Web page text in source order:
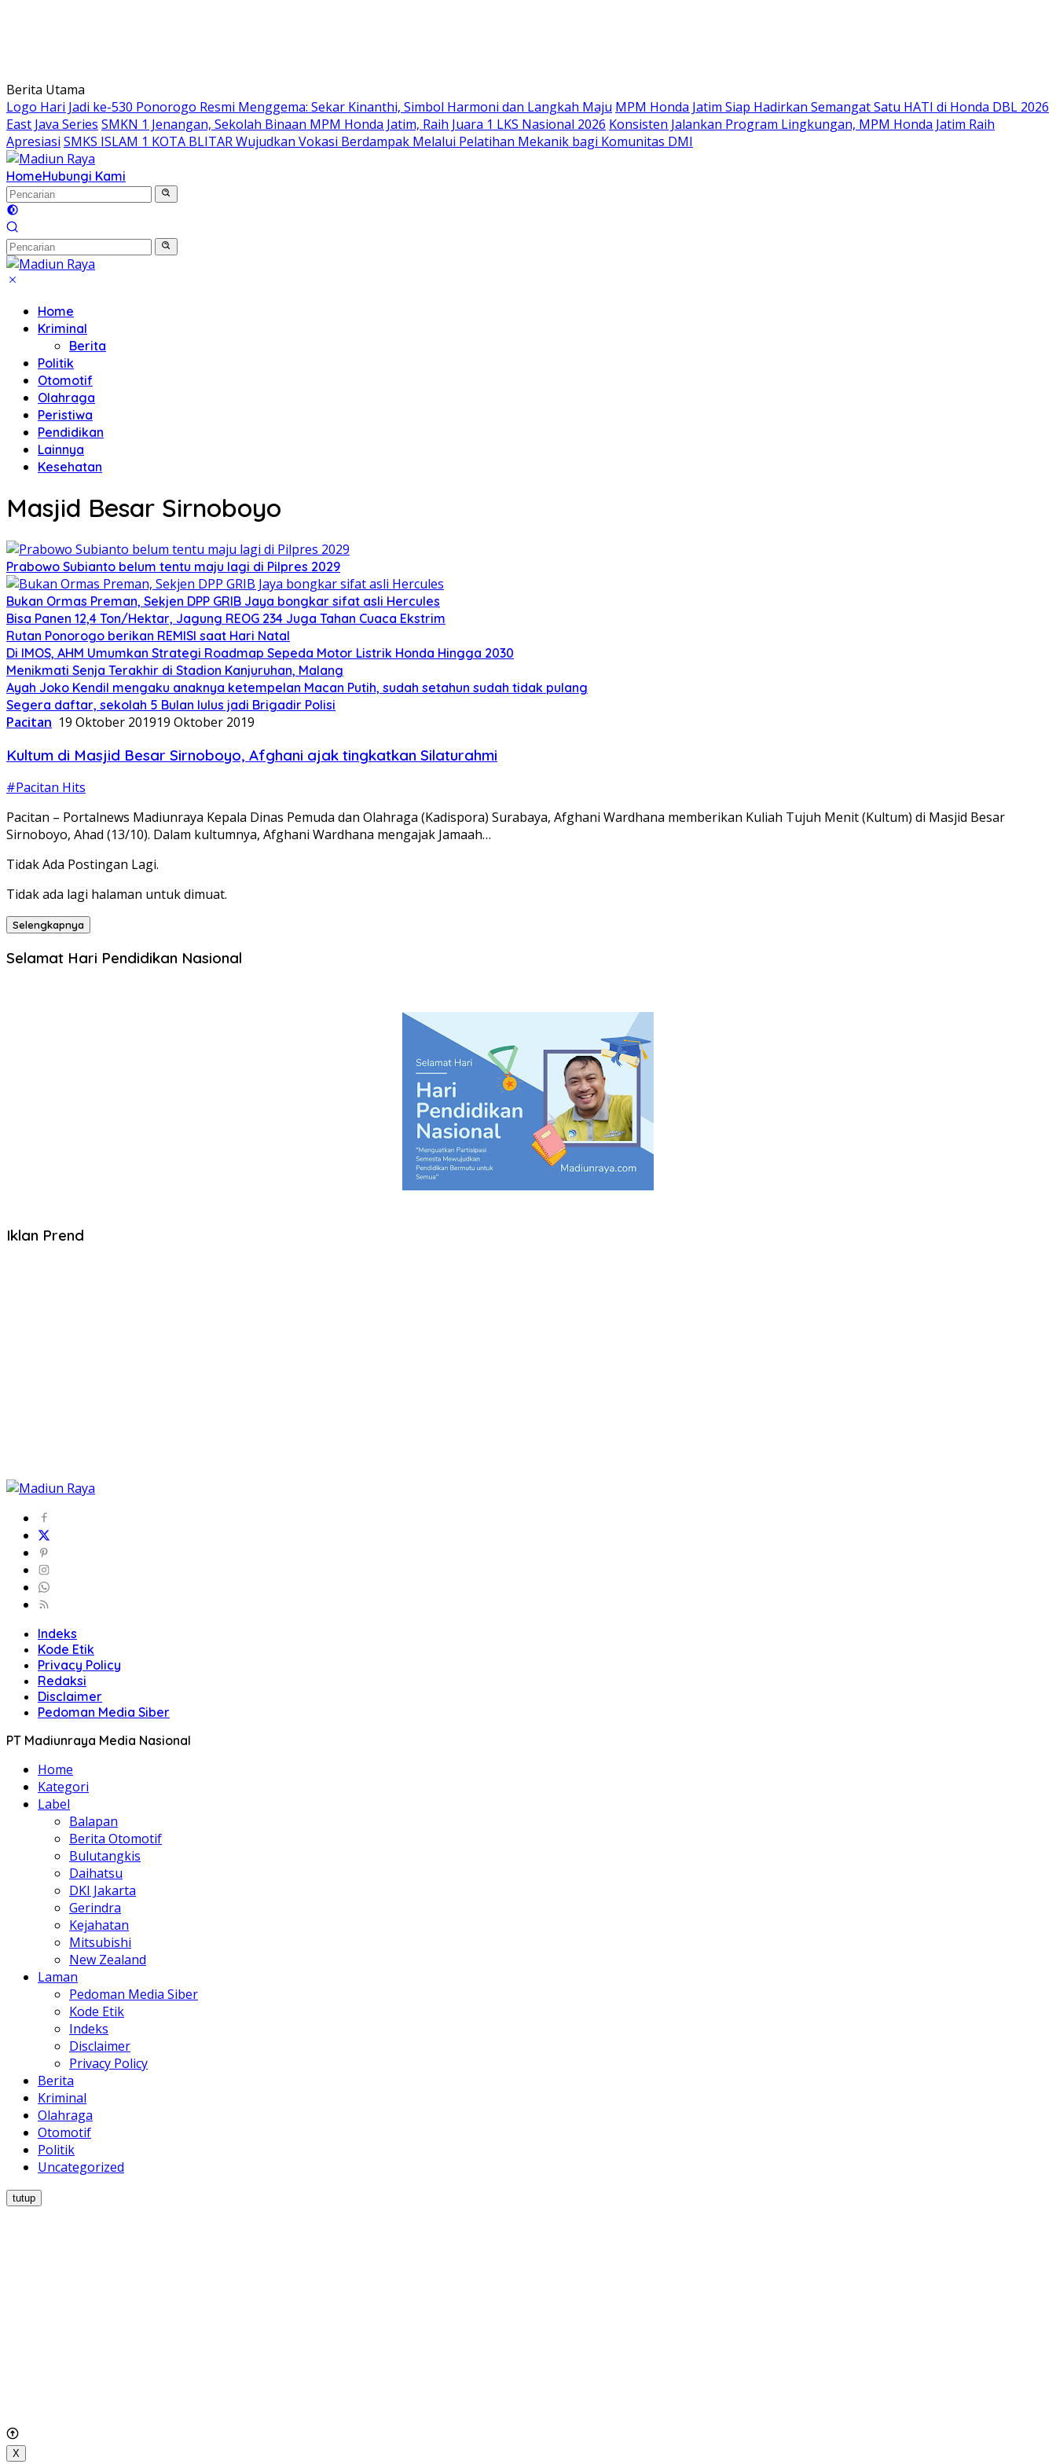
Berita Utama
Logo Hari Jadi ke-530 Ponorogo Resmi Menggema: Sekar Kinanthi, Simbol Harmoni dan Langkah Maju MPM Honda Jatim Siap Hadirkan Semangat Satu HATI di Honda DBL 2026
East Java Series SMKN 1 Jenangan, Sekolah Binaan MPM Honda Jatim, Raih Juara 1 LKS Nasional 2026 Konsisten Jalankan Program Lingkungan, MPM Honda Jatim Raih
Apresiasi SMKS ISLAM 1 KOTA BLITAR Wujudkan Vokasi Berdampak Melalui Pelatihan Mekanik bagi Komunitas DMI
HomeHubungi Kami
Home
Kriminal
Berita
Politik
Otomotif
Olahraga
Peristiwa
Pendidikan
Lainnya
Kesehatan
Masjid Besar Sirnoboyo
Prabowo Subianto belum tentu maju lagi di Pilpres 2029
Bukan Ormas Preman, Sekjen DPP GRIB Jaya bongkar sifat asli Hercules
Bisa Panen 12,4 Ton/Hektar, Jagung REOG 234 Juga Tahan Cuaca Ekstrim
Rutan Ponorogo berikan REMISI saat Hari Natal
Di IMOS, AHM Umumkan Strategi Roadmap Sepeda Motor Listrik Honda Hingga 2030
Menikmati Senja Terakhir di Stadion Kanjuruhan, Malang
Ayah Joko Kendil mengaku anaknya ketempelan Macan Putih, sudah setahun sudah tidak pulang
Segera daftar, sekolah 5 Bulan lulus jadi Brigadir Polisi
Pacitan 19 Oktober 201919 Oktober 2019
Kultum di Masjid Besar Sirnoboyo, Afghani ajak tingkatkan Silaturahmi
#Pacitan Hits
Pacitan – Portalnews Madiunraya Kepala Dinas Pemuda dan Olahraga (Kadispora) Surabaya, Afghani Wardhana memberikan Kuliah Tujuh Menit (Kultum) di Masjid Besar
Sirnoboyo, Ahad (13/10). Dalam kultumnya, Afghani Wardhana mengajak Jamaah…
Tidak Ada Postingan Lagi.
Tidak ada lagi halaman untuk dimuat.
Selengkapnya
Selamat Hari Pendidikan Nasional
Iklan Prend
Indeks
Kode Etik
Privacy Policy
Redaksi
Disclaimer
Pedoman Media Siber
PT Madiunraya Media Nasional
Home
Kategori
Label
Balapan
Berita Otomotif
Bulutangkis
Daihatsu
DKI Jakarta
Gerindra
Kejahatan
Mitsubishi
New Zealand
Laman
Pedoman Media Siber
Kode Etik
Indeks
Disclaimer
Privacy Policy
Berita
Kriminal
Olahraga
Otomotif
Politik
Uncategorized
tutup
X